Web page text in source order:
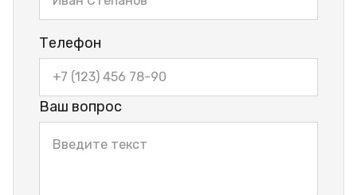
Телефон
Ваш вопрос